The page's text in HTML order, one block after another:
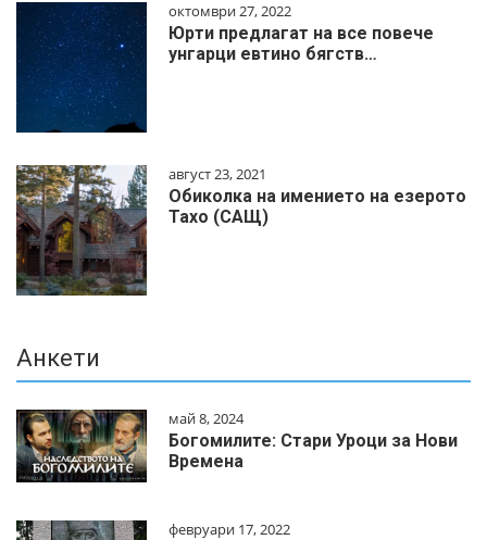
октомври 27, 2022
Юрти предлагат на все повече
унгарци евтино бягств…
август 23, 2021
Обиколка на имението на езерото
Тахо (САЩ)
Анкети
май 8, 2024
Богомилите: Стари Уроци за Нови
Времена
февруари 17, 2022